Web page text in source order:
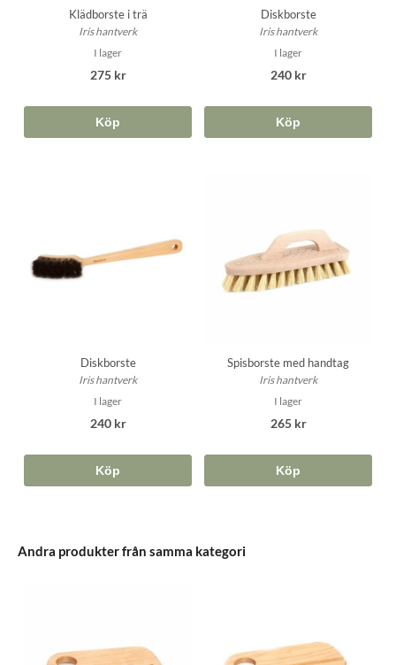
Klädborste i trä
Iris hantverk
I lager
275 kr
Köp
Diskborste
Iris hantverk
I lager
240 kr
Köp
Diskborste
Iris hantverk
I lager
240 kr
Köp
Spisborste med handtag
Iris hantverk
I lager
265 kr
Köp
Andra produkter från samma kategori